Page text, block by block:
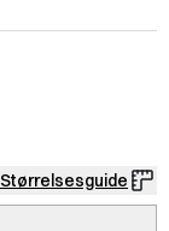
Størrelsesguide